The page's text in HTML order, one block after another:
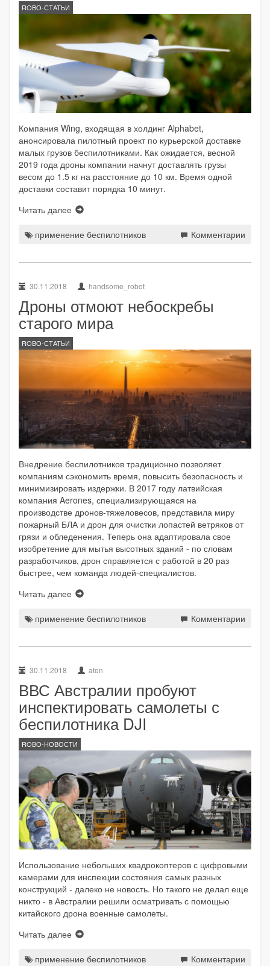
ROBO-СТАТЬИ
Компания Wing, входящая в холдинг Alphabet,
анонсировала пилотный проект по курьерской доставке
малых грузов беспилотниками. Как ожидается, весной
2019 года дроны компании начнут доставлять грузы
весом до 1.5 кг на расстояние до 10 км. Время одной
доставки составит порядка 10 минут.
Читать далее
применение беспилотников Комментарии
30.11.2018 handsome_robot
Дроны отмоют небоскребы
старого мира
ROBO-СТАТЬИ
Внедрение беспилотников традиционно позволяет
компаниям сэкономить время, повысить безопасность и
минимизировать издержки. В 2017 году латвийская
компания Aerones, специализирующаяся на
производстве дронов-тяжеловесов, представила миру
пожарный БЛА и дрон для очистки лопастей ветряков от
грязи и обледенения. Теперь она адаптировала свое
изобретение для мытья высотных зданий - по словам
разработчиков, дрон справляется с работой в 20 раз
быстрее, чем команда людей-специалистов.
Читать далее
применение беспилотников Комментарии
30.11.2018 aten
ВВС Австралии пробуют
инспектировать самолеты с
беспилотника DJI
ROBO-НОВОСТИ
Использование небольших квадрокоптеров с цифровыми
камерами для инспекции состояния самых разных
конструкций - далеко не новость. Но такого не делал еще
никто - в Австралии решили осматривать с помощью
китайского дрона военные самолеты.
Читать далее
применение беспилотников Комментарии